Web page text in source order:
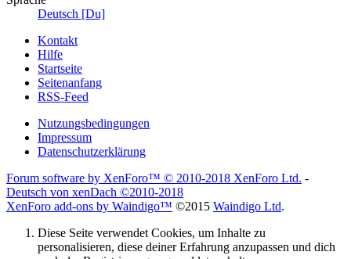
Deutsch [Du]
Kontakt
Hilfe
Startseite
Seitenanfang
RSS-Feed
Nutzungsbedingungen
Impressum
Datenschutzerklärung
Forum software by XenForo™ © 2010-2018 XenForo Ltd. -
Deutsch von xenDach ©2010-2018
XenForo add-ons by Waindigo™ ©2015 Waindigo Ltd.
Diese Seite verwendet Cookies, um Inhalte zu
personalisieren, diese deiner Erfahrung anzupassen und dich